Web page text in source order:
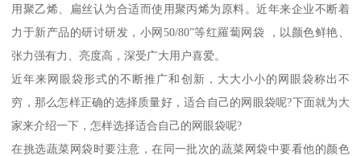
用聚乙烯、扁丝认为合适而使用聚丙烯为原料。近年来企业不断着
力于新产品的研讨研发，小网50/80”等红羅蔔网袋 ，以颜色鲜艳、
张力强有力、亮度高，深受广大用户喜爱。
近年来网眼袋形式的不断推广和创新，大大小小的网眼袋称出不
穷，那么怎样正确的选择质量好，适合自己的网眼袋呢?下面就为大
家来介绍一下，怎样选择适合自己的网眼袋呢?
在挑选蔬菜网袋时要注意，在同一批次的蔬菜网袋中要看他的颜色